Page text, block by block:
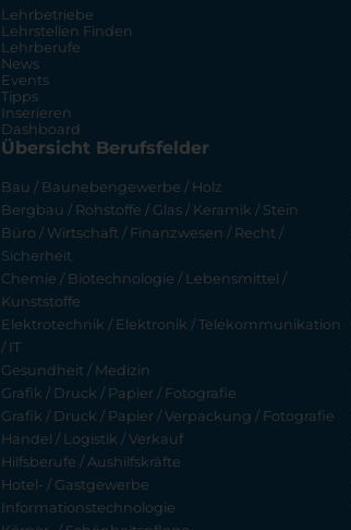
Lehrbetriebe
Lehrstellen Finden
Lehrberufe
News
Events
Tipps
Inserieren
Dashboard
Übersicht Berufsfelder
Bau / Baunebengewerbe / Holz
Bergbau / Rohstoffe / Glas / Keramik / Stein
Büro / Wirtschaft / Finanzwesen / Recht /
Sicherheit
Chemie / Biotechnologie / Lebensmittel /
Kunststoffe
Elektrotechnik / Elektronik / Telekommunikation
/ IT
Gesundheit / Medizin
Grafik / Druck / Papier / Fotografie
Grafik / Druck / Papier / Verpackung / Fotografie
Handel / Logistik / Verkauf
Hilfsberufe / Aushilfskräfte
Hotel- / Gastgewerbe
Informationstechnologie